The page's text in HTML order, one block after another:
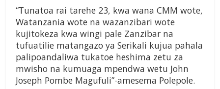
“Tunatoa rai tarehe 23, kwa wana CMM wote,
Watanzania wote na wazanzibari wote
kujitokeza kwa wingi pale Zanzibar na
tufuatilie matangazo ya Serikali kujua pahala
palipoandaliwa tukatoe heshima zetu za
mwisho na kumuaga mpendwa wetu John
Joseph Pombe Magufuli”-amesema Polepole.